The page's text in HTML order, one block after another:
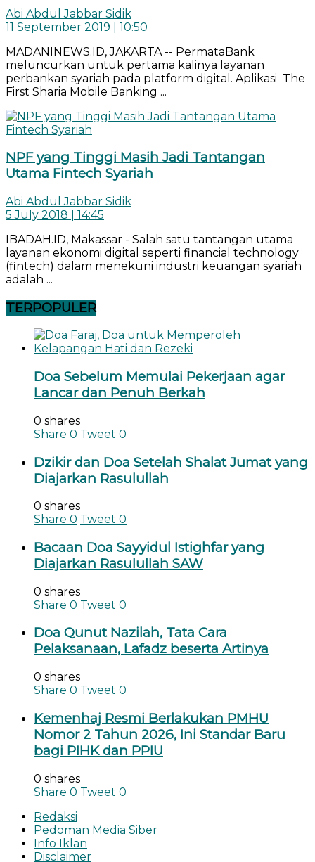
Abi Abdul Jabbar Sidik
11 September 2019 | 10:50
MADANINEWS.ID, JAKARTA -- PermataBank
meluncurkan untuk pertama kalinya layanan
perbankan syariah pada platform digital. Aplikasi The
First Sharia Mobile Banking ...
NPF yang Tinggi Masih Jadi Tantangan
Utama Fintech Syariah
Abi Abdul Jabbar Sidik
5 July 2018 | 14:45
IBADAH.ID, Makassar - Salah satu tantangan utama
layanan ekonomi digital seperti financial technology
(fintech) dalam menekuni industri keuangan syariah
adalah ...
TERPOPULER
Doa Sebelum Memulai Pekerjaan agar
Lancar dan Penuh Berkah
0 shares
Share 0 Tweet 0
Dzikir dan Doa Setelah Shalat Jumat yang
Diajarkan Rasulullah
0 shares
Share 0 Tweet 0
Bacaan Doa Sayyidul Istighfar yang
Diajarkan Rasulullah SAW
0 shares
Share 0 Tweet 0
Doa Qunut Nazilah, Tata Cara
Pelaksanaan, Lafadz beserta Artinya
0 shares
Share 0 Tweet 0
Kemenhaj Resmi Berlakukan PMHU
Nomor 2 Tahun 2026, Ini Standar Baru
bagi PIHK dan PPIU
0 shares
Share 0 Tweet 0
Redaksi
Pedoman Media Siber
Info Iklan
Disclaimer